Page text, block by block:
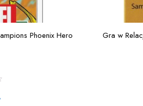
Phoenix Hero
Gra w